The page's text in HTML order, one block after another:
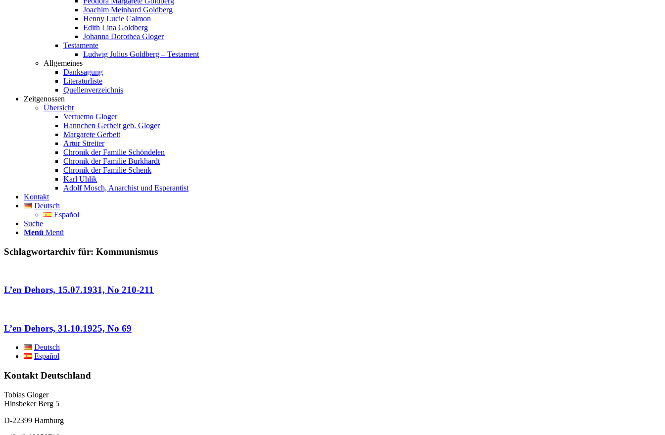
Joachim Meinhard Goldberg
Henny Lucie Calmon
Edith Lina Goldberg
Johanna Dorothea Gloger
Testamente
Ludwig Julius Goldberg – Testament
Allgemeines
Danksagung
Literaturliste
Quellenverzeichnis
Zeitgenossen
Übersicht
Vertuemo Gloger
Hannchen Gerbeit geb. Gloger
Margarete Gerbeit
Artur Streiter
Chronik der Familie Schöndelen
Chronik der Familie Burkhardt
Chronik der Familie Schenk
Karl Uhlik
Adolf Mosch, Anarchist und Esperantist
Kontakt
Deutsch
Español
Suche
Menü Menü
Schlagwortarchiv für: Kommunismus
L’en Dehors, 15.07.1931, No 210-211
L’en Dehors, 31.10.1925, No 69
Deutsch
Español
Kontakt Deutschland
Tobias Gloger
Hinsbeker Berg 5
D-22399 Hamburg